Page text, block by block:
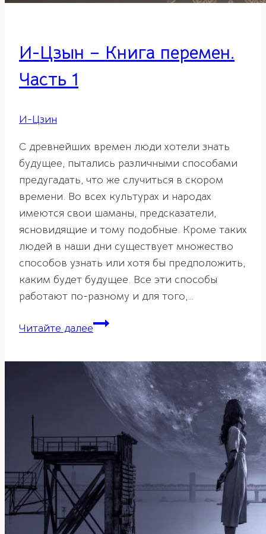
И-Цзын – Книга перемен.
Часть 1
И-Цзин
С древнейших времен люди хотели знать
будущее, пытались различными способами
предугадать, что же случиться в скором
времени. Во всех культурах и народах
имеются свои шаманы, предсказатели,
ясновидящие и тому подобные. Кроме таких
людей в наши дни существует множество
способов узнать или хотя бы предположить,
каким будет будущее. Все эти способы
работают по-разному и для того,…
Читайте далееИ-
Книга
перемен.
Часть